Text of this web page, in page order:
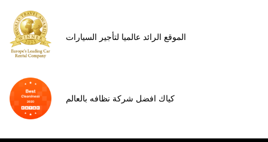
الموقع الرائد عالميا لتأجير السيارات
كياك افضل شركة نظافه بالعالم